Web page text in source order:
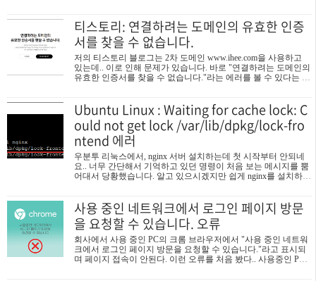
his project, accept the SDK license agreements and install the missing c
omponents using the Android St..
티스토리: 연결하려는 도메인의 유효한 인증
서를 찾을 수 없습니다.
저의 티스토리 블로그는 2차 도메인 www.ihee.com을 사용하고
있는데.. 이로 인해 문제가 있습니다. 바로 "연결하려는 도메인의
유효한 인증서를 찾을 수 없습니다."라는 에러를 볼 수 있다는 것
도메인의 유효한 인증서를 찾을 수 없습니다"라는 문제를 가지
고 있습니다. 일반인들의 인식상 2차 도메인 혹은 www 도메인의
사용 제한은 블로그 운영상 좋지 못합니다. 방문자는 정확한 블
로그 주소를 알아야 하는 불편함이 생기고 검색엔진 최적화(SE
O)에서도 마이너스입니다. 정도의 차이는 있지만 검색 노출 순위
의 불이익, 애드센스 수익 불이익 등도 예상해 볼 수 있습니다. 따
라서 이 문제를..
Ubuntu Linux : Waiting for cache lock: C
ould not get lock /var/lib/dpkg/lock-fro
ntend 에러
우분투 리눅스에서, nginx 서버 설치하는데 첫 시작부터 안되네
요.. 너무 간단해서 기억하고 있던 명령이 처음 보는 메시지를 뿜
어대서 당황했습니다. 알고 있으시겠지만 쉽게 nginx를 설치하는
니 제가 Ubuntu서버에 패키지를 업데이트를 했었는데. 이런 작업
이 중단(완료)되지 않아서 dpkg 파일(Debian 패키지 관리자)이 잠
긴 상태라고 합니다.. 이 오류를 해결하는 방법은 2가지입니다.
해결방법1. 업데이트 끝날 때까지 기다린다. 자신이 다른 프로그
램을 설치중이거나 중요한 업데이트가 진행되고 있다면 몇 분 기
다려주세요. 앞선 작업이 끝나면 대기하던..
사용 중인 네트워크에서 로그인 페이지 방문
을 요청할 수 있습니다. 오류
회사에서 사용 중인 PC의 크롬 브라우저에서 "사용 중인 네트워
크에서 로그인 페이지 방문을 요청할 수 있습니다."라고 표시되
며 페이지 접속이 안된다. 이런 오류를 처음 봤다.. 사용중인 PC